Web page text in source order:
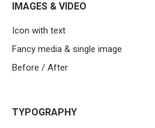
IMAGES & VIDEO
Icon with text
Fancy media & single image
Before / After
TYPOGRAPHY